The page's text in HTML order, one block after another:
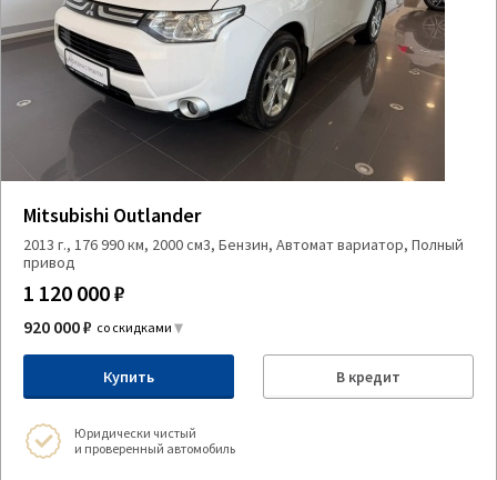
Mitsubishi Outlander
2013 г., 176 990 км, 2000 см3, Бензин, Автомат вариатор, Полный
привод
1 120 000 ₽
920 000 ₽ со скидками
Купить В кредит
Юридически чистый
и проверенный автомобиль